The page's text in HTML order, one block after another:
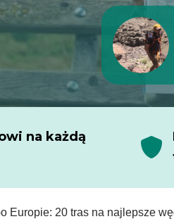
na każdą
Europie: 20 tras na najlepsze